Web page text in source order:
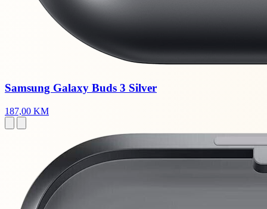
Samsung Galaxy Buds 3 Silver
187,00 KM